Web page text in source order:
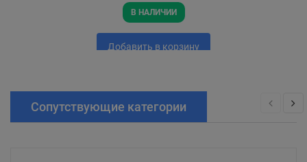
В НАЛИЧИИ
Добавить в корзину
Сопутствующие категории